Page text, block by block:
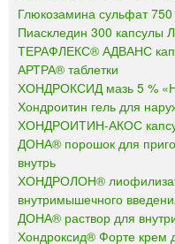
Глюкозамина сульфат
Пиаскледин 300 капсулы
ТЕРАФЛЕКС® АДВАНС
АРТРА® таблетки
ХОНДРОКСИД мазь 5 %
Хондроитин гель для
ХОНДРОИТИН-АКОС
ДОНА® порошок для
внутрь
ХОНДРОЛОН® лиофилизат
внутримышечного
ДОНА® раствор для
Хондроксид® Форте крем